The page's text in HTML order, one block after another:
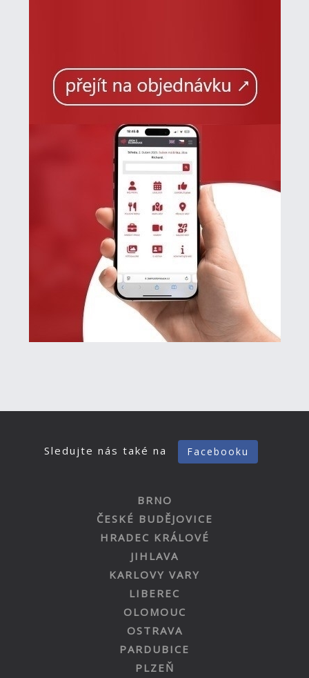
Sledujte nás také na Facebooku
BRNO
ČESKÉ BUDĚJOVICE
HRADEC KRÁLOVÉ
JIHLAVA
KARLOVY VARY
LIBEREC
OLOMOUC
OSTRAVA
PARDUBICE
PLZEŇ